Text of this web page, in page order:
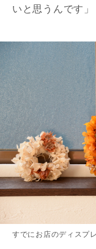
いと思うんです」
すでにお店のディスプ